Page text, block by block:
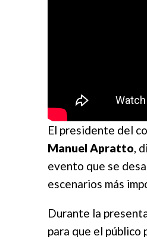
El presidente del
Manuel Apratto,
evento que se
escenarios más
Durante la
para que el público